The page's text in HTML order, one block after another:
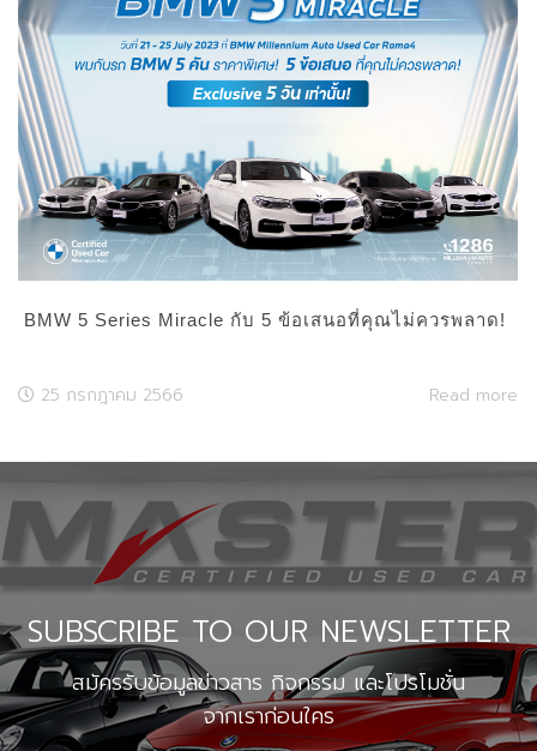
BMW 5 Series Miracle กับ 5 ข้อเสนอที่คุณไม่ควรพลาด!
25 กรกฎาคม 2566 Read more
SUBSCRIBE TO OUR NEWSLETTER
สมัครรับข้อมูลข่าวสาร กิจกรรม และโปรโมชั่น
จากเราก่อนใคร